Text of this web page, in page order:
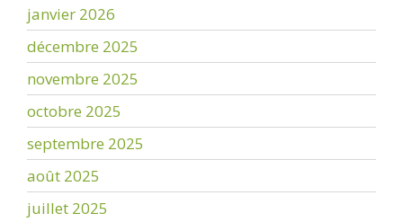
janvier 2026
décembre 2025
novembre 2025
octobre 2025
septembre 2025
août 2025
juillet 2025